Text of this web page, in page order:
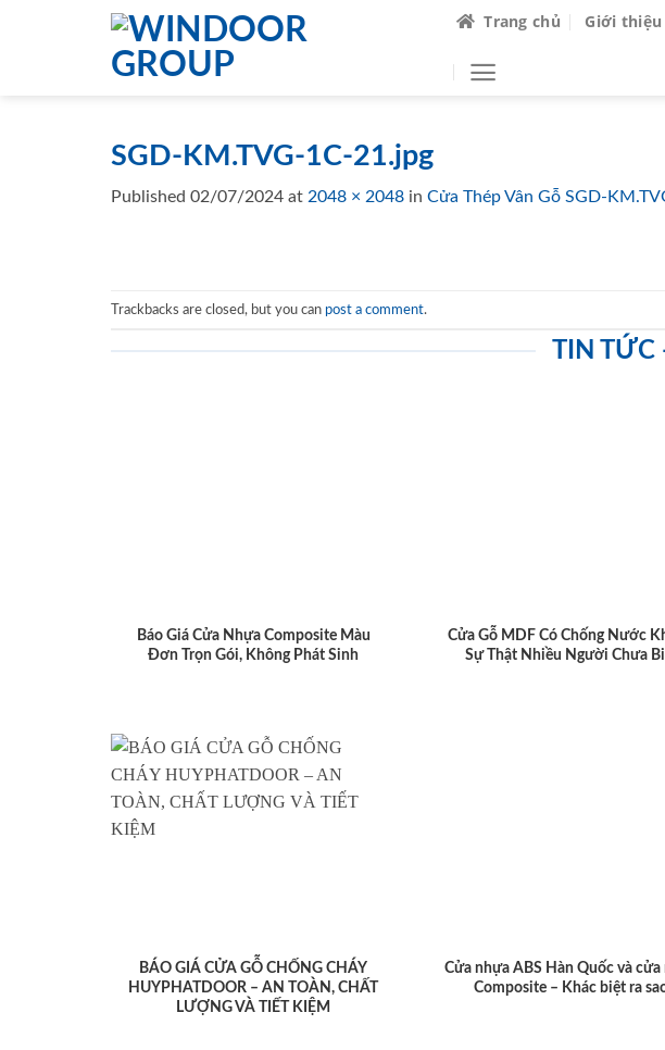
Trang chủ Giới thiệu
SGD-KM.TVG-1C-21.jpg
Published 02/07/2024 at 2048 × 2048 in Cửa Thép Vân Gỗ SGD-
Trackbacks are closed, but you can post a comment.
TIN
Báo Giá Cửa Nhựa Composite Màu
Đơn Trọn Gói, Không Phát Sinh
Cửa Gỗ MDF Có Chống Nước
Sự Thật Nhiều Người Chưa
BÁO GIÁ CỬA GỖ CHỐNG CHÁY
HUYPHATDOOR – AN TOÀN, CHẤT
LƯỢNG VÀ TIẾT KIỆM
Cửa nhựa ABS Hàn Quốc và cửa
Composite – Khác biệt ra